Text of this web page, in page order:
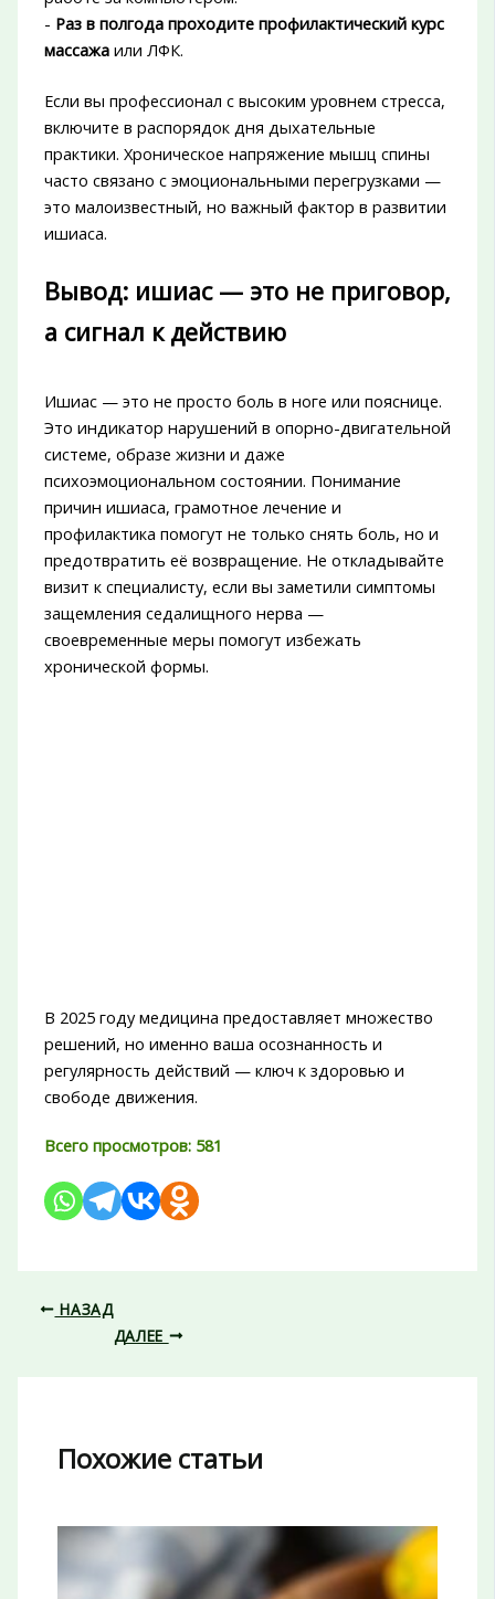
- Раз в полгода проходите профилактический курс
массажаили ЛФК.
Если вы профессионал с высоким уровнем стресса,
включите в распорядок дня дыхательные
практики. Хроническое напряжение мышц спины
часто связано с эмоциональными перегрузками —
это малоизвестный, но важный фактор в развитии
ишиаса.
Вывод: ишиас — это не приговор,
а сигнал к действию
Ишиас — это не просто боль в ноге или пояснице.
Это индикатор нарушений в опорно-двигательной
системе, образе жизни и даже
психоэмоциональном состоянии. Понимание
причин ишиаса, грамотное лечение и
профилактика помогут не только снять боль, но и
предотвратить её возвращение. Не откладывайте
визит к специалисту, если вы заметили симптомы
защемления седалищного нерва —
своевременные меры помогут избежать
хронической формы.
В 2025 году медицина предоставляет множество
решений, но именно ваша осознанность и
регулярность действий — ключ к здоровью и
свободе движения.
Всего просмотров: 581
НАЗАД
ДАЛЕЕ
Похожие статьи